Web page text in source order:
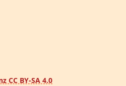
CC BY-SA 4.0